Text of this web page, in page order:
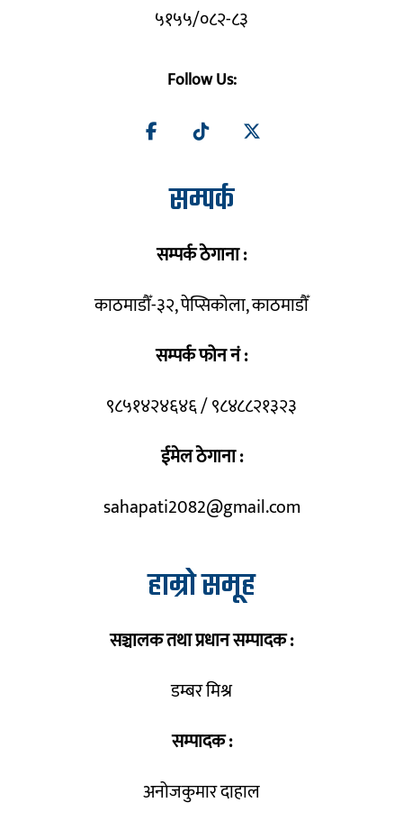
५१५५/०८२-८३
Follow Us:
सम्पर्क
सम्पर्क ठेगाना :
काठमाडौँ-३२, पेप्सिकोला, काठमाडौँ
सम्पर्क फोन नं :
९८५१४२४६४६ / ९८४८८२१३२३
ईमेल ठेगाना :
sahapati2082@gmail.com
हाम्रो समूह
सञ्चालक तथा प्रधान सम्पादक :
डम्बर मिश्र
सम्पादक :
अनोजकुमार दाहाल